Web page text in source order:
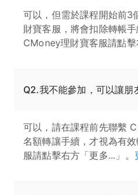
可以，但需於課程開始前
財寶客服，將會扣除轉帳手
CMoney理財寶客服請點擊
Q2.我不能參加，可以讓朋
可以，請在課程前先聯繫
名額轉讓手續，才視為有
服請點擊右方「更多...」。